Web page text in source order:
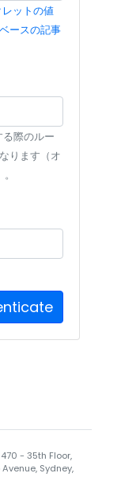
ットの値
ースの記事
際のルー
ります（オ
- 35th Floor,
Sydney,